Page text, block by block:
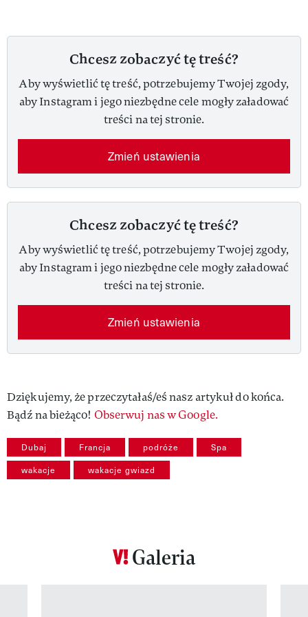
Chcesz zobaczyć tę treść?
Aby wyświetlić tę treść, potrzebujemy Twojej zgody,
aby Instagram i jego niezbędne cele mogły załadować
treści na tej stronie.
Zmień ustawienia
Chcesz zobaczyć tę treść?
Aby wyświetlić tę treść, potrzebujemy Twojej zgody,
aby Instagram i jego niezbędne cele mogły załadować
treści na tej stronie.
Zmień ustawienia
Dziękujemy, że przeczytałaś/eś nasz artykuł do końca.
Bądź na bieżąco! Obserwuj nas w Google.
Dubaj Francja podróże Spa
wakacje wakacje gwiazd
Galeria